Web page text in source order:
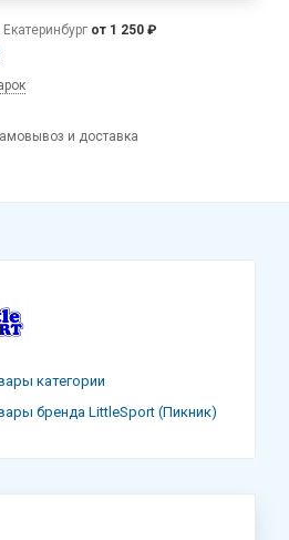
Екатеринбург от 1 250 ₽
и доставка
категории
бренда LittleSport (Пикник)